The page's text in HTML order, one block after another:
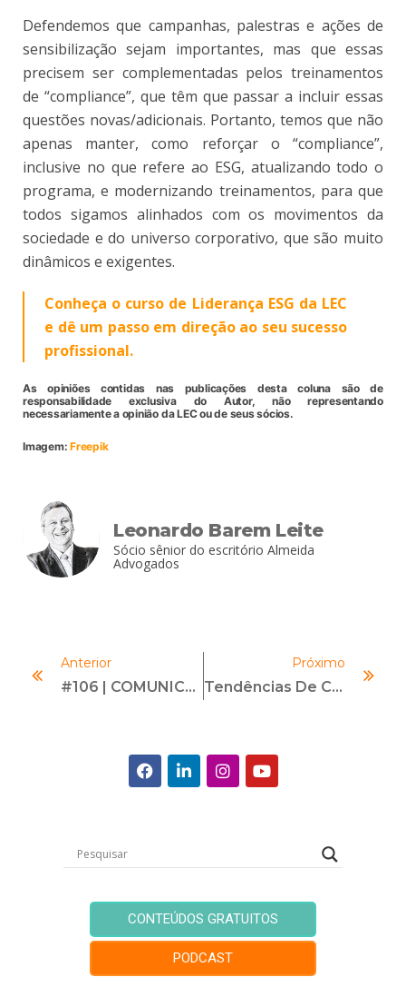
Defendemos que campanhas, palestras e ações de
sensibilização sejam importantes, mas que essas
precisem ser complementadas pelos treinamentos
de “compliance”, que têm que passar a incluir essas
questões novas/adicionais. Portanto, temos que não
apenas manter, como reforçar o “compliance”,
inclusive no que refere ao ESG, atualizando todo o
programa, e modernizando treinamentos, para que
todos sigamos alinhados com os movimentos da
sociedade e do universo corporativo, que são muito
dinâmicos e exigentes.
Conheça o curso de Liderança ESG da LEC
e dê um passo em direção ao seu sucesso
profissional.
As opiniões contidas nas publicações desta coluna são de
responsabilidade exclusiva do Autor, não representando
necessariamente a opinião da LEC ou de seus sócios.
Imagem:Freepik
Leonardo Barem Leite
Sócio sênior do escritório Almeida
Advogados
Anterior
#106 | COMUNICAÇÃO NÃO VIOLENTA | Com Amanda Seymour
Próximo
Tendências De Compliance Financeiro Para 2024
CONTEÚDOS GRATUITOS
PODCAST